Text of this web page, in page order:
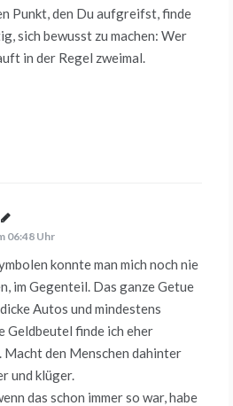
Punkt, den Du aufgreifst, finde
sich bewusst zu machen: Wer
in der Regel zweimal.
sagt:
06:48 Uhr
konnte man mich noch nie
im Gegenteil. Das ganze Getue
Autos und mindestens
Geldbeutel finde ich eher
Macht den Menschen dahinter
und klüger.
das schon immer so war, habe